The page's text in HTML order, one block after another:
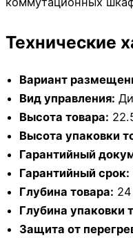
Технические
Вариант
Вид управления:
Высота товара:
Высота упаковки
Гарантийный
Гарантийный срок:
Глубина товара:
Глубина упаковки
Защита от